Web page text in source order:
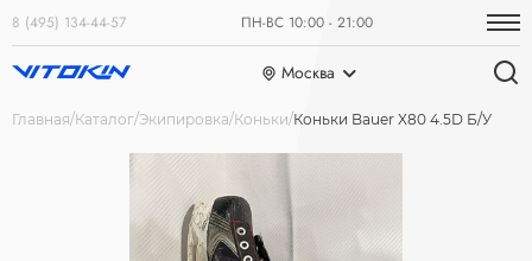
8 (495) 134-44-57 ПН-ВС 10:00 - 21:00
Москва
Главная Каталог Экипировка Коньки Коньки Bauer X80 4.5D Б/У